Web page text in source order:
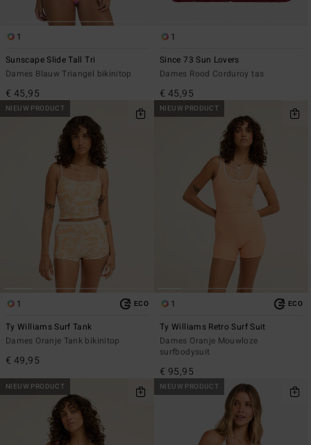
1
Sunscape Slide Tall Tri
Dames Blauw Triangel bikinitop
€ 45,95
1
Since 73 Sun Lovers
Dames Rood Corduroy tas
€ 45,95
NIEUW PRODUCT
1 ECO
Ty Williams Surf Tank
Dames Oranje Tank bikinitop
€ 49,95
NIEUW PRODUCT
1 ECO
Ty Williams Retro Surf Suit
Dames Oranje Mouwloze
surfbodysuit
€ 95,95
NIEUW PRODUCT NIEUW PRODUCT